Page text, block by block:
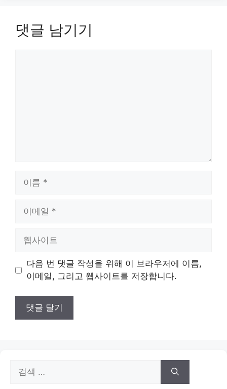
댓글 남기기
트
다음 번 댓글 작성을 위해 이 브라우저에 이름,
이메일, 그리고 웹사이트를 저장합니다.
색: